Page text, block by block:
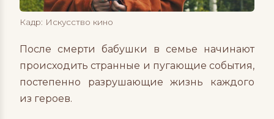
Кадр: Искусство кино
После смерти бабушки в семье начинают
происходить странные и пугающие события,
постепенно разрушающие жизнь каждого
из героев.